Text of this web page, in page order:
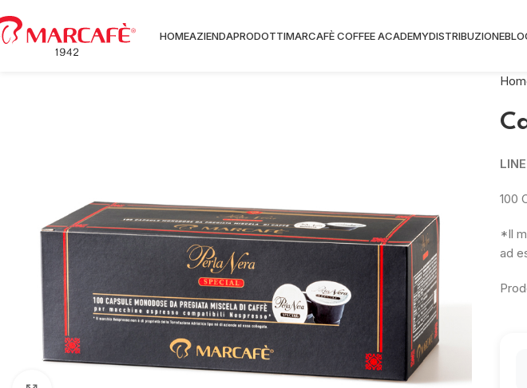
HOMEAZIENDAPRODOTTIMARCAFÈ COFFEE ACADEMYDISTRIBUZIONE
100
*Il
ad